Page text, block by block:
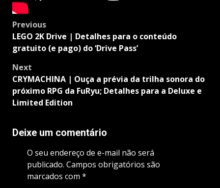
Post
navigation
Previous
LEGO 2K Drive | Detalhes para o conteúdo
gratuito (e pago) do ‘Drive Pass’
Next
CRYMACHINA | Ouça a prévia da trilha sonora do
próximo RPG da FuRyu; Detalhes para a Deluxe e
Limited Edition
Deixe um comentário
O seu endereço de e-mail não será
publicado. Campos obrigatórios são
marcados com *